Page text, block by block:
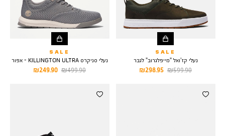
SALE
נעלי קז’ואל ”מייפלגרוב” לגבר
מחיר
298.95 ₪
מחיר
599.90 ₪
SALE
נעלי סניקרס KILLINGTON ULTRA - אפור
מחיר
249.90 ₪
מחיר
499.90 ₪